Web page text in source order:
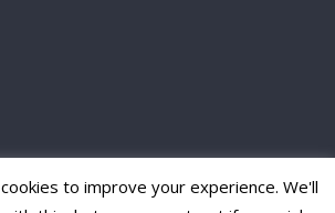
FWP Report. All rights reserved.
to improve your experience. We'll